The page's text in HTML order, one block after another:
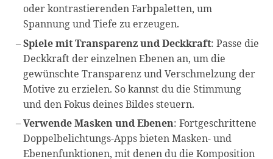
oder kontrastierenden Farbpaletten, um
Spannung und Tiefe zu erzeugen.
Spiele mit Transparenz und Deckkraft: Passe die
Deckkraft der einzelnen Ebenen an, um die
gewünschte Transparenz und Verschmelzung der
Motive zu erzielen. So kannst du die Stimmung
und den Fokus deines Bildes steuern.
Verwende Masken und Ebenen: Fortgeschrittene
Doppelbelichtungs-Apps bieten Masken- und
Ebenenfunktionen, mit denen du die Komposition